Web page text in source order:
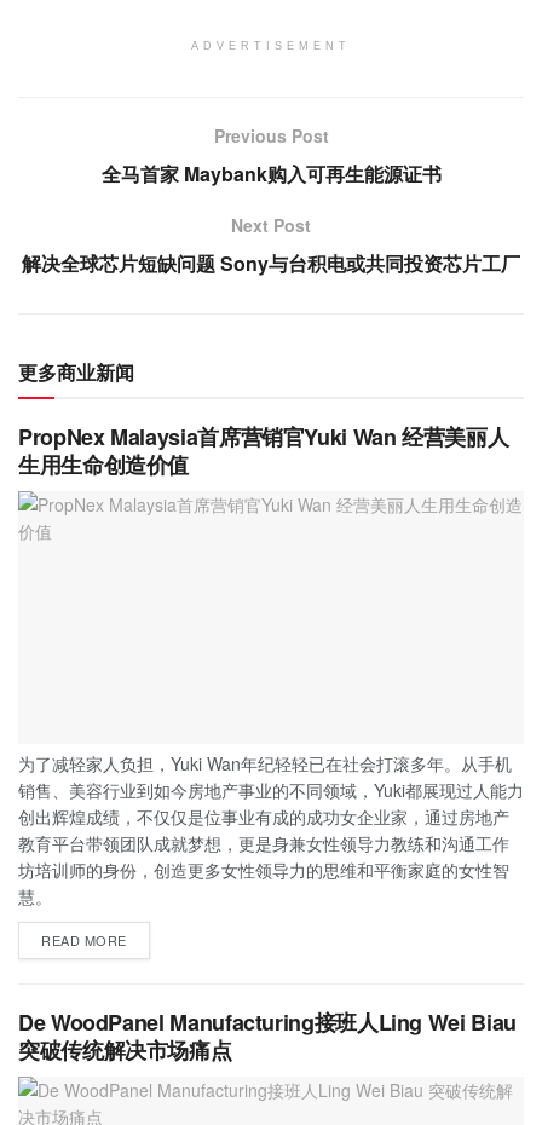
ADVERTISEMENT
Previous Post
全马首家 Maybank购入可再生能源证书
Next Post
解决全球芯片短缺问题 Sony与台积电或共同投资芯片工厂
更多商业新闻
PropNex Malaysia首席营销官Yuki Wan 经营美丽人
生用生命创造价值
为了减轻家人负担，Yuki Wan年纪轻轻已在社会打滚多年。从手机
销售、美容行业到如今房地产事业的不同领域，Yuki都展现过人能力
创出辉煌成绩，不仅仅是位事业有成的成功女企业家，通过房地产
教育平台带领团队成就梦想，更是身兼女性领导力教练和沟通工作
坊培训师的身份，创造更多女性领导力的思维和平衡家庭的女性智
慧。
READ MORE
De WoodPanel Manufacturing接班人Ling Wei Biau
突破传统解决市场痛点